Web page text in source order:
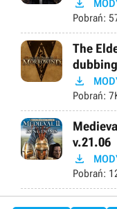

Pobrań:
The
dubbing

Pobrań:
v.21.06

Pobrań: